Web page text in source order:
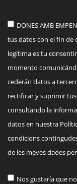
DONES AMB
tus datos con el fin de
legítima es tu
momento
cederán datos a
rectificar y suprimir
consultando la
datos en nuestra
condicions
de les meves dades
Nos gustaría que